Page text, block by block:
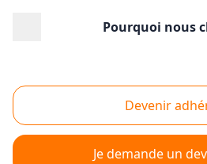
Pourquoi nous
Devenir
Je demande un
Construction batiment
(95240)
Vous envisagez un projet de